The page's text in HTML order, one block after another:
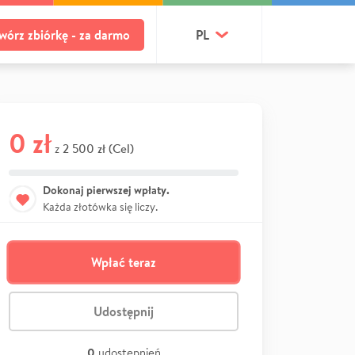
zbiórkę - za darmo PL
0 zł z 2 500 zł (Cel)
Dokonaj pierwszej wpłaty.
Każda złotówka się liczy.
Wpłać teraz
Udostępnij